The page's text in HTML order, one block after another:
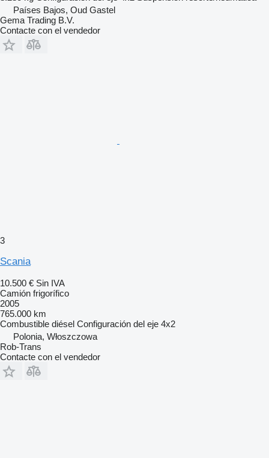
Países Bajos, Oud Gastel
Gema Trading B.V.
Contacte con el vendedor
3
Scania
10.500 € Sin IVA
Camión frigorífico
2005
765.000 km
Combustible diésel Configuración del eje 4x2
Polonia, Włoszczowa
Rob-Trans
Contacte con el vendedor